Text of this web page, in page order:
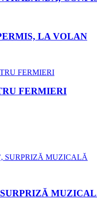
LA VOLAN
FERMIERI
SURPRIZĂ